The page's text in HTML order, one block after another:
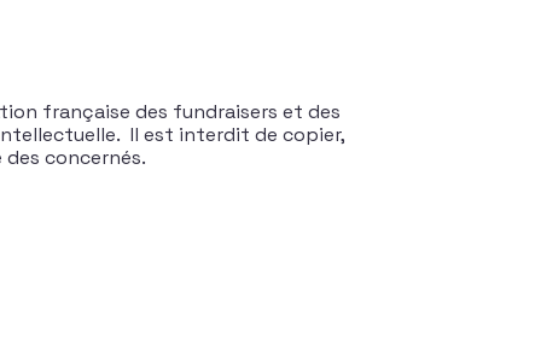
française des fundraisers et des
Il est interdit de copier,
concernés.